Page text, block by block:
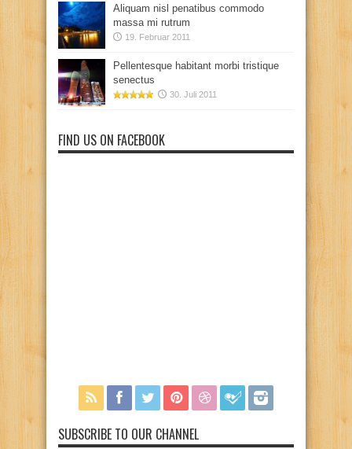
Aliquam nisl penatibus commodo
massa mi rutrum
19. Februar 2011
Pellentesque habitant morbi tristique
senectus
30. Juli 2011
FIND US ON FACEBOOK
SUBSCRIBE TO OUR CHANNEL